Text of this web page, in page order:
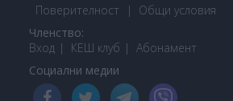
Поверителност
Общи условия
Членство:
Вход
КЕШ клуб Абонамент
Социални медии